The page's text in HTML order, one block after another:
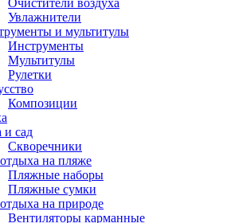
Очистители воздуха
Увлажнители
и мультитулы
Инструменты
Мультитулы
Рулетки
Композиции
и сад
Скворечники
на пляже
Пляжные наборы
Пляжные сумки
на природе
Вентиляторы карманные